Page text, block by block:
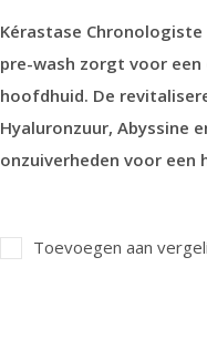
Kérastase Chronologiste
pre-wash zorgt voor
hoofdhuid. De
Hyaluronzuur, Abyssine
onzuiverheden voor een
Toevoegen aan